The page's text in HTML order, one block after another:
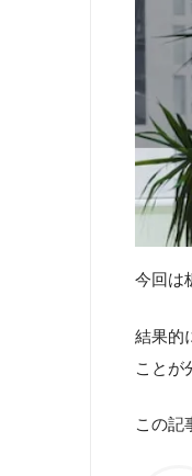
今回は
結果的
ことが
この記